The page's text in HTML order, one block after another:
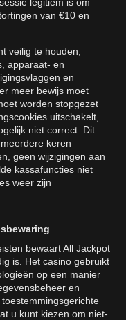
van €10 en
veilig te houden,
apparaat- en
en
meer bewijs moet
worden stopgezet
uitschakelt,
niet correct. Dit
keren
geen wijzigingen aan
kassafuncties niet
weer zijn
bewaart All Jackpot
is. Het casino gebruikt
op een manier
en
u kunt kiezen om niet-